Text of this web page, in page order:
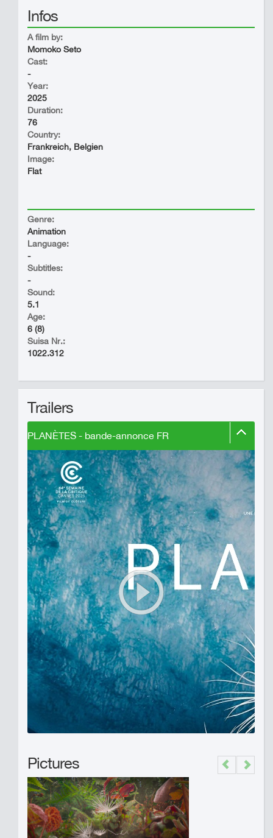
Infos
A film by:
Momoko Seto
Cast:
-
Year:
2025
Duration:
76
Country:
Frankreich, Belgien
Image:
Flat
Genre:
Animation
Language:
-
Subtitles:
-
Sound:
5.1
Age:
6 (8)
Suisa Nr.:
1022.312
Trailers
PLANÈTES - bande-annonce FR
Pictures Previous
Next